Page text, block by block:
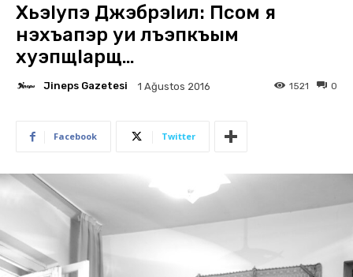
ХьэIупэ ДжэбрэIил: Псом я
нэхъапэр уи лъэпкъым
хуэпщIарщ…
Jineps Gazetesi 1 Ağustos 2016 0
1521
Facebook Twitter